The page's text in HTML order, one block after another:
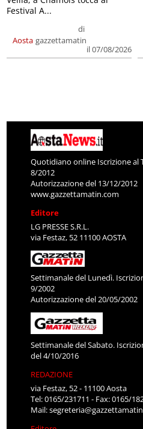
Aosta
di
gazzettamatin
il 07/08/2026
Festival A...
Quotidiano online Iscrizione al
8/2012
Autorizzazione del 13/12/2012
www.gazzettamatin.com
Editore
LG PRESSE S.R.L.
via Festaz, 52 11100 AOSTA
Settimanale del Lunedì.
9/2002
Autorizzazione del 20/05/2002
Settimanale del Sabato.
del 4/10/2016
REDAZIONE
via Festaz, 52 - 11100 Aosta
Tel: 0165/231711 - Fax: 0165/
Mail: